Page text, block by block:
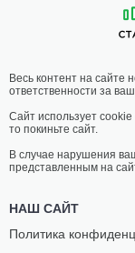
Весь контент на
ответственности за
Сайт использует
то покиньте сайт.
В случае нарушения
представленным на
НАШ САЙТ
Политика